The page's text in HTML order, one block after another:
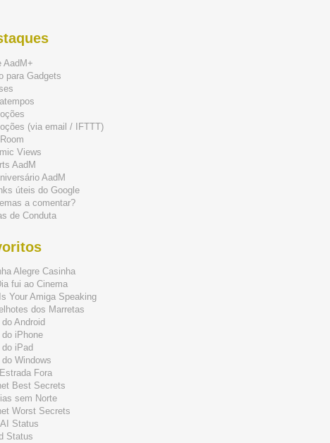
AadM+
para Gadgets
(via email / IFTTT)
Views
AadM
AadM
úteis do Google
a comentar?
de Conduta
Alegre Casinha
fui ao Cinema
Your Amiga Speaking
dos Marretas
Android
iPhone
iPad
Windows
Fora
Best Secrets
sem Norte
Worst Secrets
Status
Status